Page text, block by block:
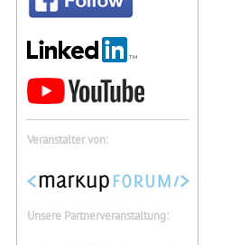
Veranstalter von:
Unsere Partnerveranstaltung: